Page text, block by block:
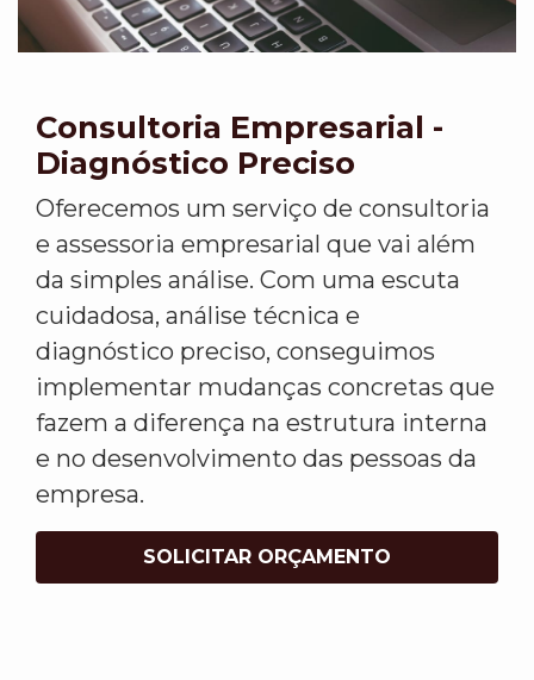
Consultoria Empresarial -
Diagnóstico Preciso
Oferecemos um serviço de consultoria
e assessoria empresarial que vai além
da simples análise. Com uma escuta
cuidadosa, análise técnica e
diagnóstico preciso, conseguimos
implementar mudanças concretas que
fazem a diferença na estrutura interna
e no desenvolvimento das pessoas da
empresa.
SOLICITAR ORÇAMENTO